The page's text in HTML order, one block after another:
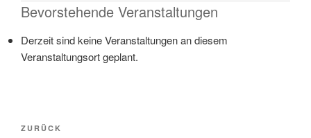
Bevorstehende Veranstaltungen
Derzeit sind keine Veranstaltungen an diesem
Veranstaltungsort geplant.
Beitragsnavigation
Vorheriger
ZURÜCK